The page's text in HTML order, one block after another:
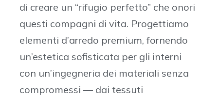
di creare un “rifugio perfetto” che onori
questi compagni di vita. Progettiamo
elementi d’arredo premium, fornendo
un’estetica sofisticata per gli interni
con un’ingegneria dei materiali senza
compromessi — dai tessuti